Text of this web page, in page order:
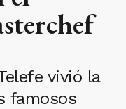
vivió la
famosos